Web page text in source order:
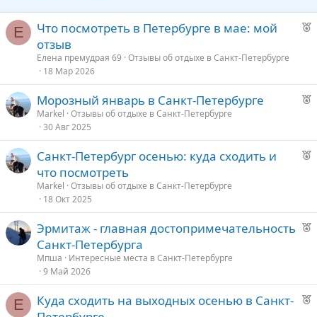
Е
Р
е
у
Что посмотреть в Петербурге в мае: мой
отзыв
Елена премудрая 69 Отзывы об отдыхе в Санкт-Петербурге
18 Мар 2026
Р
о
у
Морозный январь в Санкт-Петербурге
Markel Отзывы об отдыхе в Санкт-Петербурге
30 Авг 2025
Р
е
е
Санкт-Петербург осенью: куда сходить и
что посмотреть
Markel Отзывы об отдыхе в Санкт-Петербурге
18 Окт 2025
Р
е
Эрмитаж - главная достопримечательность
Санкт-Петербурга
Мпша
Интересные места в Санкт-Петербурге
9 Май 2026
Е
Р
Куда сходить на выходных осенью в Санкт-